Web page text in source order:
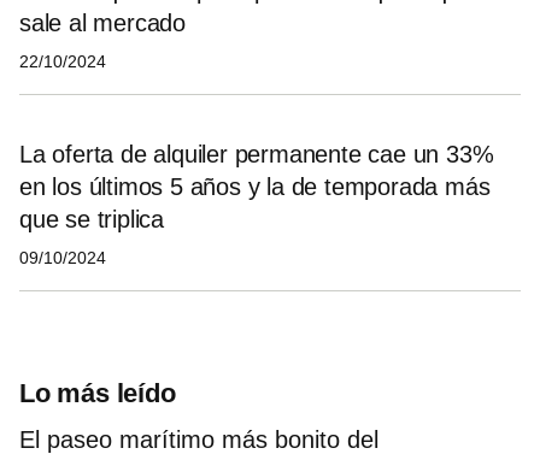
sale al mercado
22/10/2024
La oferta de alquiler permanente cae un 33%
en los últimos 5 años y la de temporada más
que se triplica
09/10/2024
Lo más leído
El paseo marítimo más bonito del